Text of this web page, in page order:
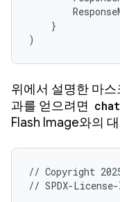
    }
위에서 설명한 마
과를 얻으려면 chat
Flash Image와의
// Copyright
// SPDX-